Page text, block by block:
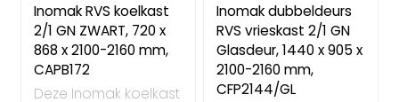
Inomak RVS koelkast
2/1 GN ZWART, 720 x
868 x 2100-2160 mm,
CAPB172
Deze Inomak koelkast
Inomak dubbeldeurs
RVS vrieskast 2/1 GN
Glasdeur, 1440 x 905 x
2100-2160 mm,
CFP2144/GL